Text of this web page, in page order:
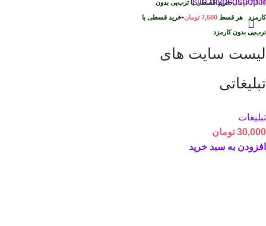
7,500 تومان•خرید قسطی با ترب‌پی بدون
کارمزد هر قسط 7,500 تومان•خرید قسطی با
ترب‌پی بدون کارمزد
لیست سایت های
تبلیغاتی
تبلیغات
30,000 تومان
افزودن به سبد خرید